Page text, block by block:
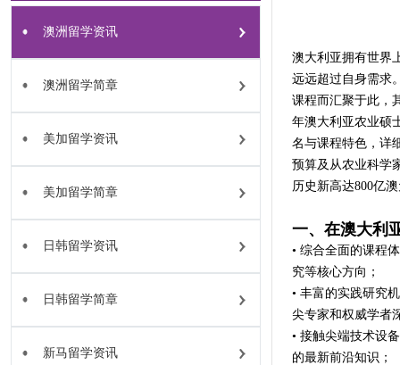
澳洲留学资讯
澳洲留学简章
美加留学资讯
美加留学简章
日韩留学资讯
日韩留学简章
新马留学资讯
澳大利亚拥有世界
远远超过自身需求
课程而汇聚于此，
年澳大利亚农业硕
名与课程特色，详
预算及从农业科学
历史新高达800亿
一、在澳大利
• 综合全面的课程
究等核心方向；
• 丰富的实践研究
尖专家和权威学者
• 接触尖端技术设
的最新前沿知识；